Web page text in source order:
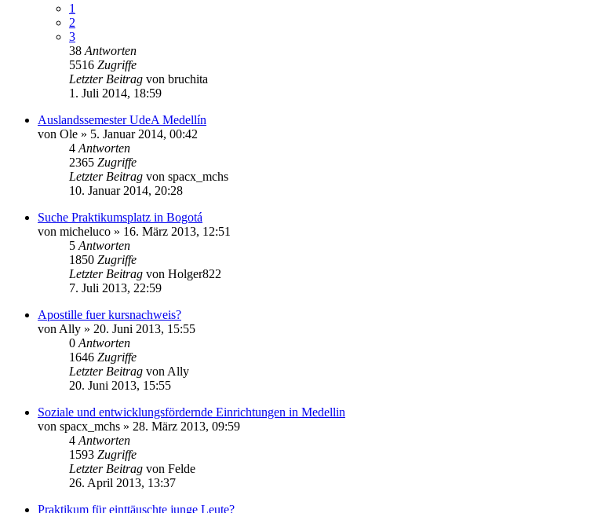
1
2
3
38 Antworten
5516 Zugriffe
Letzter Beitrag von bruchita
1. Juli 2014, 18:59
Auslandssemester UdeA Medellín
von Ole » 5. Januar 2014, 00:42
4 Antworten
2365 Zugriffe
Letzter Beitrag von spacx_mchs
10. Januar 2014, 20:28
Suche Praktikumsplatz in Bogotá
von micheluco » 16. März 2013, 12:51
5 Antworten
1850 Zugriffe
Letzter Beitrag von Holger822
7. Juli 2013, 22:59
Apostille fuer kursnachweis?
von Ally » 20. Juni 2013, 15:55
0 Antworten
1646 Zugriffe
Letzter Beitrag von Ally
20. Juni 2013, 15:55
Soziale und entwicklungsfördernde Einrichtungen in Medellin
von spacx_mchs » 28. März 2013, 09:59
4 Antworten
1593 Zugriffe
Letzter Beitrag von Felde
26. April 2013, 13:37
Praktikum für einttäuschte junge Leute?